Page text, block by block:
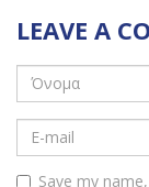
LEAVE A
Save my